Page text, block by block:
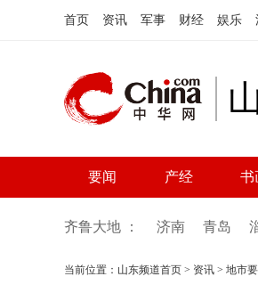
首页 资讯 军事 财经 娱乐
要闻 产经 书
齐鲁大地 ： 济南 青岛
当前位置： 山东频道首页 > 资讯 > 地市